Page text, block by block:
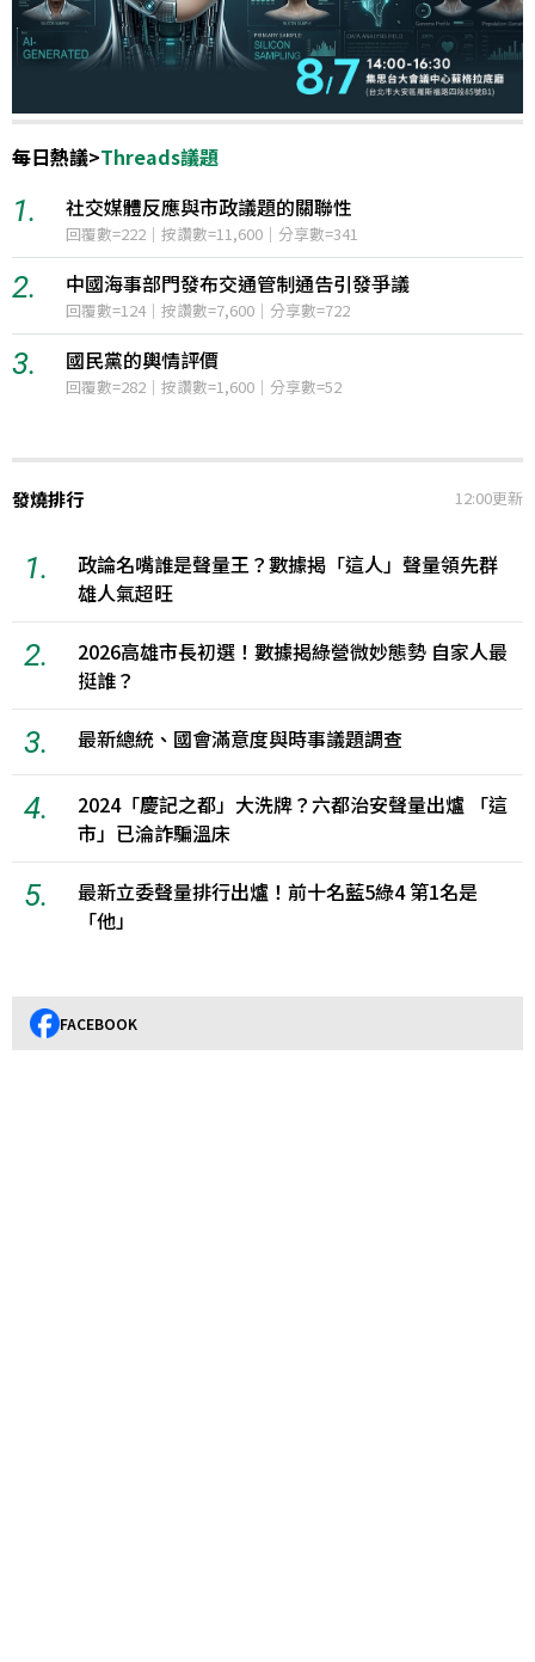
每日熱議>
Threads議題
1. 中菲南海民主礁爭議升溫，美國表態拒絕中國
12小時聲量=2,278
2. 日本防衛省2027年度預算計畫創新高
12小時聲量=800
3. 烏克蘭與俄羅斯之間的無人機攻擊與反擊
12小時聲量=304
發燒排行 12:00更新
1.
政論名嘴誰是聲量王？數據揭「這人」聲量領先群
雄人氣超旺
2.
2026高雄市長初選！數據揭綠營微妙態勢 自家人最
挺誰？
3. 最新總統、國會滿意度與時事議題調查
4.
2024「慶記之都」大洗牌？六都治安聲量出爐 「這
市」已淪詐騙溫床
5.
最新立委聲量排行出爐！前十名藍5綠4 第1名是
「他」
FACEBOOK